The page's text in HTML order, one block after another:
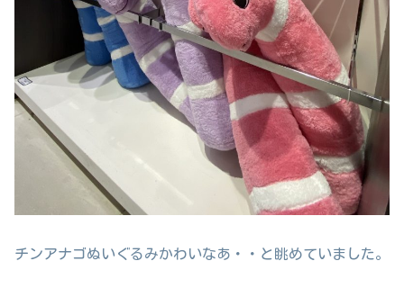
チンアナゴぬいぐるみかわいなあ・・と眺めていました。